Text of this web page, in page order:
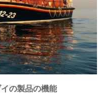
の製品の機能